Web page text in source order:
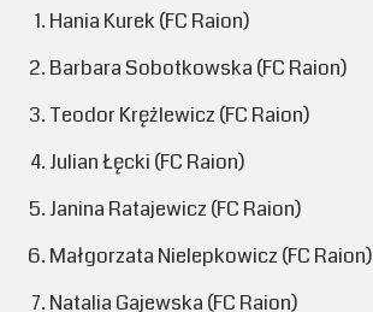
Hania Kurek (FC Raion)
Barbara Sobotkowska (FC Raion)
Teodor Krężlewicz (FC Raion)
Julian Łęcki (FC Raion)
Janina Ratajewicz (FC Raion)
Małgorzata Nielepkowicz (FC Raion)
Natalia Gajewska (FC Raion)